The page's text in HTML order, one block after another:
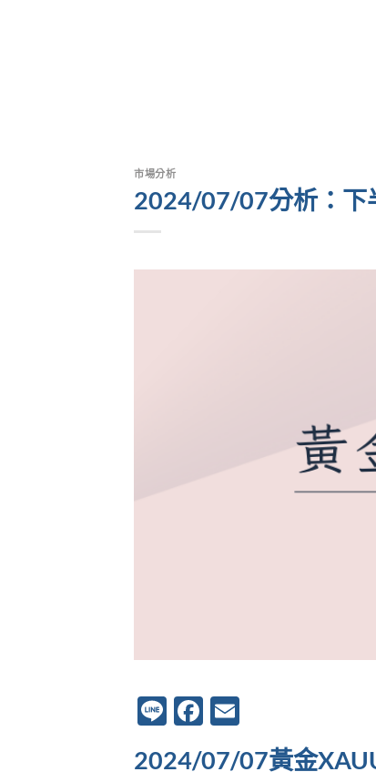
市場分析
2024/07/07分析：下
LineFacebook
2024/07/07黃金